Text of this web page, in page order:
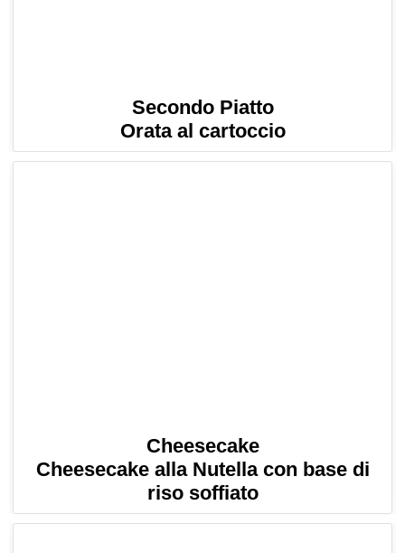
Secondo Piatto
Orata al cartoccio
Cheesecake
Cheesecake alla Nutella con base di
riso soffiato